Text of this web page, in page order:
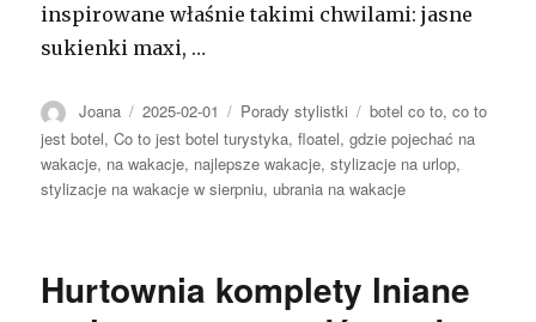
inspirowane właśnie takimi chwilami: jasne
sukienki maxi, …
Autor
Joana Opublikowano
2025-02-01 Kategorie
Porady stylistki Tagi
botel co to,co to
jest botel,Co to jest botel turystyka,floatel,gdzie pojechać na
wakacje, na wakacje, najlepsze wakacje,stylizacje na urlop,
stylizacje na wakacje w sierpniu, ubrania na wakacje
Hurtownia komplety lniane